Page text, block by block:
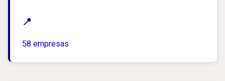
📍
58 empresas